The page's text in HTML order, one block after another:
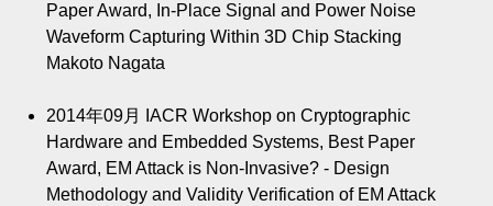
Paper Award, In-Place Signal and Power Noise
Waveform Capturing Within 3D Chip Stacking
Makoto Nagata
2014年09月
IACR Workshop on Cryptographic
Hardware and Embedded Systems, Best Paper
Award, EM Attack is Non-Invasive? - Design
Methodology and Validity Verification of EM Attack